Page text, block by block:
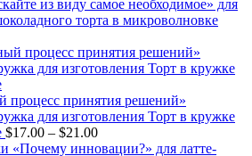
$21.00
из виду самое необходимое» для
торта в микроволновке
процесс принятия решений»
для изготовления Торт в кружке
$17.00 – $21.00Price
range: